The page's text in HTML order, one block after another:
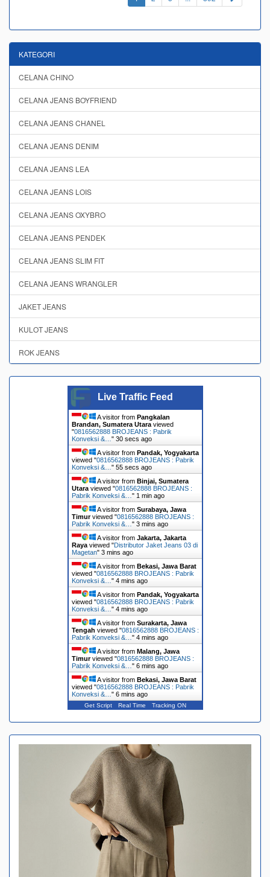
KATEGORI
CELANA CHINO
CELANA JEANS BOYFRIEND
CELANA JEANS CHANEL
CELANA JEANS DENIM
CELANA JEANS LEA
CELANA JEANS LOIS
CELANA JEANS OXYBRO
CELANA JEANS PENDEK
CELANA JEANS SLIM FIT
CELANA JEANS WRANGLER
JAKET JEANS
KULOT JEANS
ROK JEANS
Live Traffic Feed
A visitor from Pangkalan
Brandan, Sumatera Utaraviewed
"0816562888 BROJEANS : Pabrik
Konveksi &… " 31 secs ago
A visitor from Pandak, Yogyakarta
viewed "0816562888 BROJEANS : Pabrik
Konveksi &… " 56 secs ago
A visitor from Binjai, Sumatera
Utaraviewed "0816562888 BROJEANS :
Pabrik Konveksi &… " 1 min ago
A visitor from Surabaya, Jawa
Timurviewed "0816562888 BROJEANS :
Pabrik Konveksi &… " 3 mins ago
A visitor from Jakarta, Jakarta
Rayaviewed "Distributor Jaket Jeans 03 di
Magetan" 3 mins ago
A visitor from Bekasi, Jawa Barat
viewed "0816562888 BROJEANS : Pabrik
Konveksi &… " 4 mins ago
A visitor from Pandak, Yogyakarta
viewed "0816562888 BROJEANS : Pabrik
Konveksi &… " 4 mins ago
A visitor from Surakarta, Jawa
Tengah viewed "0816562888 BROJEANS :
Pabrik Konveksi &… " 4 mins ago
A visitor from Malang, Jawa
Timurviewed "0816562888 BROJEANS :
Pabrik Konveksi &… " 6 mins ago
A visitor from Bekasi, Jawa Barat
viewed "0816562888 BROJEANS : Pabrik
Konveksi &… " 6 mins ago
Get Script Real Time Tracking ON